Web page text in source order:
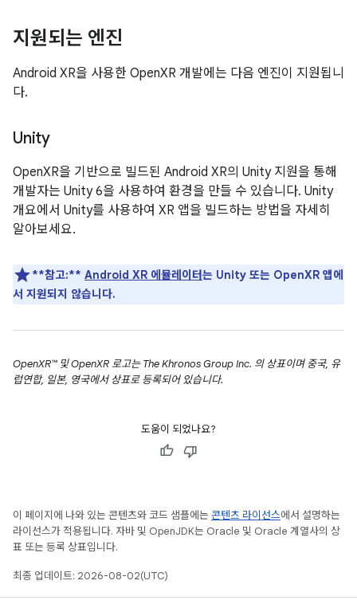
지원되는 엔진
Android XR을 사용한 OpenXR 개발에는 다음 엔진이 지원됩니
다.
Unity
OpenXR을 기반으로 빌드된 Android XR의 Unity 지원을 통해
개발자는 Unity 6을 사용하여 환경을 만들 수 있습니다. Unity
개요에서 Unity를 사용하여 XR 앱을 빌드하는 방법을 자세히
알아보세요.
**참고:** Android XR 에뮬레이터는 Unity 또는 OpenXR 앱에
서 지원되지 않습니다.
OpenXR™ 및 OpenXR 로고는 The Khronos Group Inc. 의 상표이며 중국, 유
럽연합, 일본, 영국에서 상표로 등록되어 있습니다.
도움이 되었나요?
이 페이지에 나와 있는 콘텐츠와 코드 샘플에는 콘텐츠 라이선스에서 설명하는
라이선스가 적용됩니다. 자바 및 OpenJDK는 Oracle 및 Oracle 계열사의 상
표 또는 등록 상표입니다.
최종 업데이트: 2026-08-02(UTC)